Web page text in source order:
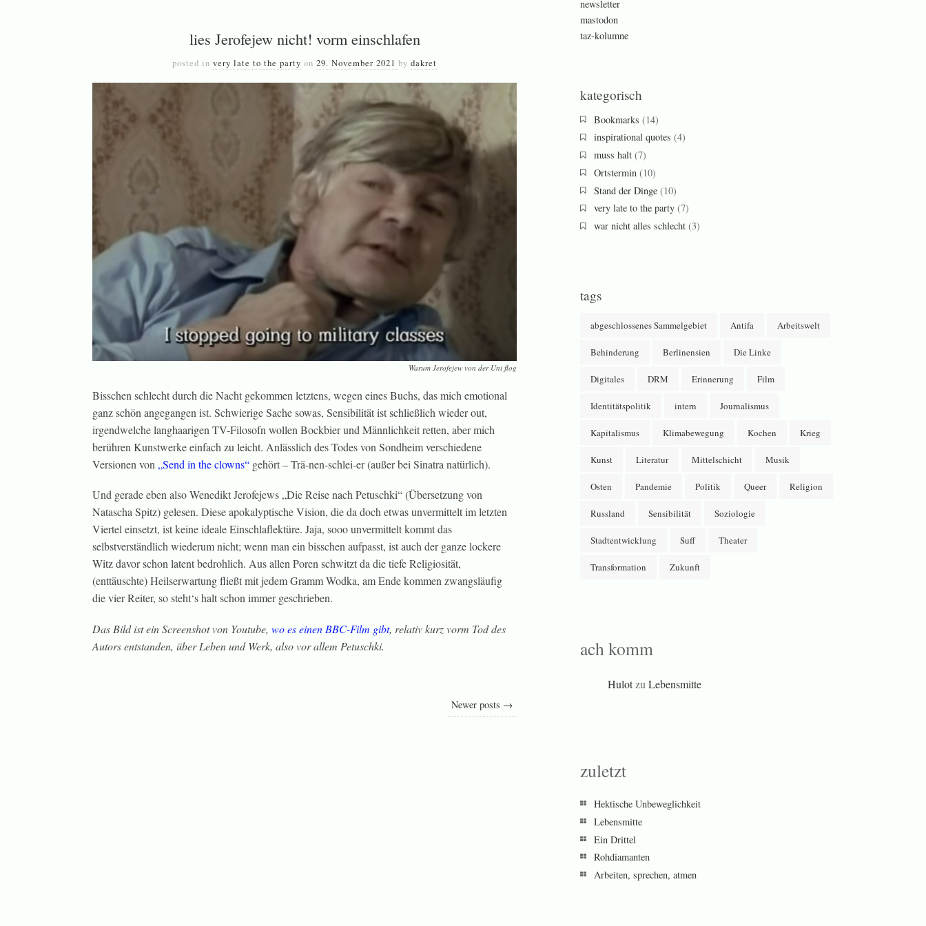
lies Jerofejew nicht! vorm einschlafen
posted invery late to the party on29. November 2021bydakret
Warum Jerofejew von der Uni flog
Bisschen schlecht durch die Nacht gekommen letztens, wegen eines Buchs, das mich emotional
ganz schön angegangen ist. Schwierige Sache sowas, Sensibilität ist schließlich wieder out,
irgendwelche langhaarigen TV-Filosofn wollen Bockbier und Männlichkeit retten, aber mich
berühren Kunstwerke einfach zu leicht. Anlässlich des Todes von Sondheim verschiedene
Versionen von„Send in the clowns“ gehört – Trä-nen-schlei-er (außer bei Sinatra natürlich).
Und gerade eben also Wenedikt Jerofejews „Die Reise nach Petuschki“ (Übersetzung von
Natascha Spitz) gelesen. Diese apokalyptische Vision, die da doch etwas unvermittelt im letzten
Viertel einsetzt, ist keine ideale Einschlaflektüre. Jaja, sooo unvermittelt kommt das
selbstverständlich wiederum nicht; wenn man ein bisschen aufpasst, ist auch der ganze lockere
Witz davor schon latent bedrohlich. Aus allen Poren schwitzt da die tiefe Religiosität,
(enttäuschte) Heilserwartung fließt mit jedem Gramm Wodka, am Ende kommen zwangsläufig
die vier Reiter, so steht‘s halt schon immer geschrieben.
Das Bild ist ein Screenshot von Youtube,wo es einen BBC-Film gibt, relativ kurz vorm Tod des
Autors entstanden, über Leben und Werk, also vor allem Petuschki.
Newer posts →
newsletter
mastodon
taz-kolumne
kategorisch
Bookmarks (14)
inspirational quotes (4)
muss halt(7)
Ortstermin(10)
Stand der Dinge(10)
very late to the party(7)
war nicht alles schlecht(3)
tags
abgeschlossenes Sammelgebiet Antifa Arbeitswelt
Behinderung Berlinensien Die Linke
Digitales DRM Erinnerung Film
Identitätspolitik intern Journalismus
Kapitalismus Klimabewegung Kochen Krieg
Kunst Literatur Mittelschicht Musik
Osten Pandemie Politik Queer Religion
Russland Sensibilität Soziologie
Stadtentwicklung Suff Theater
Transformation Zukunft
ach komm
HulotzuLebensmitte
zuletzt
Hektische Unbeweglichkeit
Lebensmitte
Ein Drittel
Rohdiamanten
Arbeiten, sprechen, atmen